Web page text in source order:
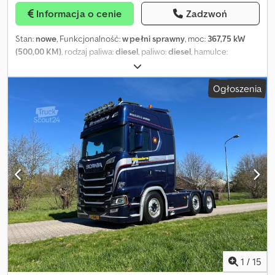
zbiornika 630 l, przygotowanie pod telefon, tempomat, pakiet
bezpieczeństwa: tempomat adaptacyjny + asystent nagłego
silnik Euro 6, układ osi 4x2, adaptacyjny tempomat, elektryczny
dach przesuwny, elektryczna roleta przeciwsłoneczna, kabina
pneumatyczna, PPC, Active Brake Assist 5, Active Sideguard Assist.
Informacja o cenie Zadzwoń
Stan: nowe, Funkcjonalność:w pełni sprawny, moc: 367,75 kW
(500,00 KM), rodzaj paliwa:diesel, paliwo:diesel, hamulce:
, typ przekładni:
Wyposażenie:ABS, airbag, Volvo FH I-Save 500 Aero ADR Do
rejestracji Dostępny od ręki -Spowalniacz: Retarder -Klimatyzacja
postojowa -Podwójne łóżko (koja) -Podwójny zbiornik paliwa -
Nawigacja -Kamery zamiast lusterek (Mirror cam) MOŻLIWOŚĆ
DOSTOSOWANYCH ROZWIĄZAŃ FINANSOWYCH LUB LEASINGU
NA MIEJSCU. OD 24 DO NAWET 96 RAT, TAKŻE BEZ WKŁADU
WŁASNEGO. KONTAKT: 0823 1686306 335 6713062 GODZINY
OTWARCIA: PONIEDZIAŁEK-PIĄTEK 8:30-19:00 | SOBOTA 8:30-14:00
OFERUJEMY SZEROKI WYBÓR UŻYWANYCH POJAZDÓW
KOMERCYJNYCH/PRZEMYSŁOWYCH WIELOMAREK: Fiat –
Hyundai – Daf - Mercedes Benz – Renault – Peugeot – Iveco –
Mitsubishi – Scania - S-Way - S500-V8-650-580-730-S500-S 500-
S500 – Stralis – Man - Nissan V8 - Intarder- 770s -Limited Edition -
660 S Naczepa-Naczepa chłodnia wywrotka – Lamberet -
Schmitz Isuzu-Skrzynia stała-Żuraw-Wywrotka-4 osie -4 osie
tylne-Tway-T-Way-540-460 KM-Xway-X-Way-Trójstronna-V8-
Ogłoszenia
1 / 15